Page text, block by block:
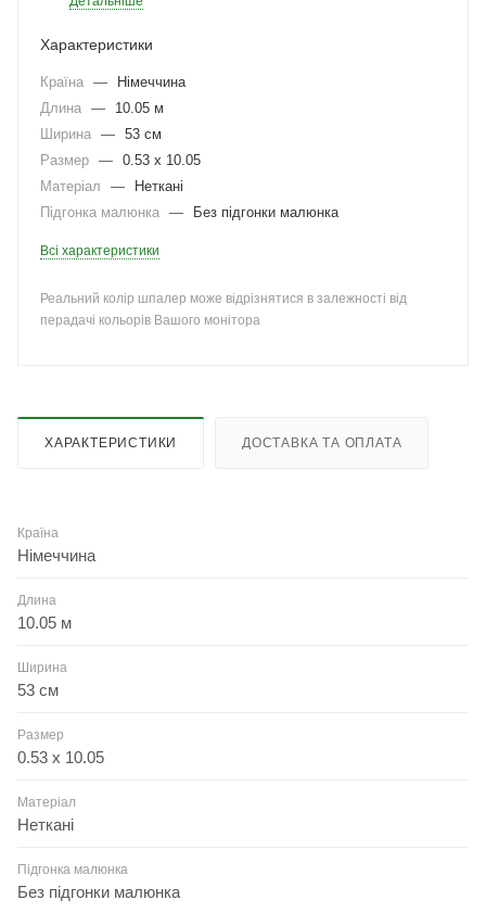
Характеристики
Країна —
Німеччина
Длина —
10.05 м
Ширина — 53 см
Размер — 0.53 x 10.05
Матеріал
—
Неткані
Підгонка малюнка — Без підгонки малюнка
Всі характеристики
Реальний колір шпалер може відрізнятися в залежності від
перадачі кольорів Вашого монітора
ХАРАКТЕРИСТИКИ ДОСТАВКА ТА ОПЛАТА
Країна
Німеччина
Длина
10.05 м
Ширина
53 см
Размер
0.53 x 10.05
Матеріал
Неткані
Підгонка малюнка
Без підгонки малюнка